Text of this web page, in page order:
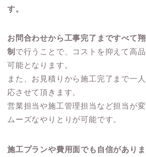
す。
お問合わせから工事完了まですべて
制 で行うことで、コストを抑えて高
可能となります。
また、お見積りから施工完了まで一
応させて頂きます。
営業担当や施工管理担当など担当が
ムーズなやりとりが可能です。
施工プランや費用面でも自信があり